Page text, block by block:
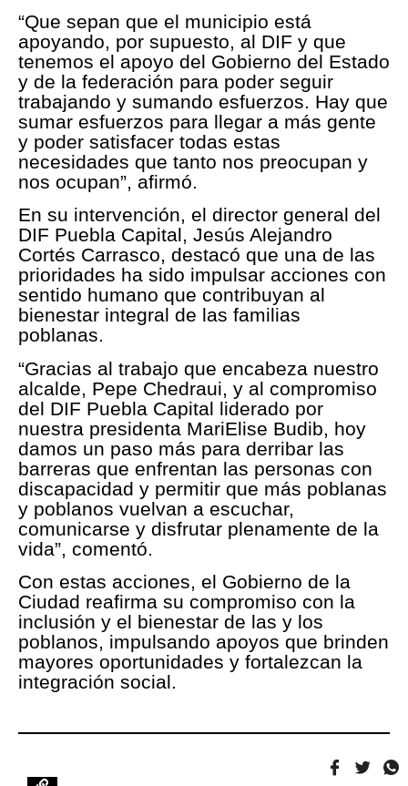
“Que sepan que el municipio está
apoyando, por supuesto, al DIF y que
tenemos el apoyo del Gobierno del Estado
y de la federación para poder seguir
trabajando y sumando esfuerzos. Hay que
sumar esfuerzos para llegar a más gente
y poder satisfacer todas estas
necesidades que tanto nos preocupan y
nos ocupan”, afirmó.
En su intervención, el director general del
DIF Puebla Capital, Jesús Alejandro
Cortés Carrasco, destacó que una de las
prioridades ha sido impulsar acciones con
sentido humano que contribuyan al
bienestar integral de las familias
poblanas.
“Gracias al trabajo que encabeza nuestro
alcalde, Pepe Chedraui, y al compromiso
del DIF Puebla Capital liderado por
nuestra presidenta MariElise Budib, hoy
damos un paso más para derribar las
barreras que enfrentan las personas con
discapacidad y permitir que más poblanas
y poblanos vuelvan a escuchar,
comunicarse y disfrutar plenamente de la
vida”, comentó.
Con estas acciones, el Gobierno de la
Ciudad reafirma su compromiso con la
inclusión y el bienestar de las y los
poblanos, impulsando apoyos que brinden
mayores oportunidades y fortalezcan la
integración social.